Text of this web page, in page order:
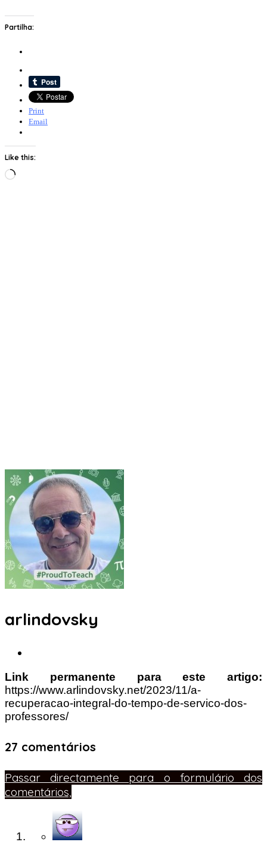
Partilha:
Print
Email
Like this:
Loading…
arlindovsky
Link permanente para este artigo:
https://www.arlindovsky.net/2023/11/a-
recuperacao-integral-do-tempo-de-servico-dos-
professores/
27 comentários
Passar directamente para o formulário dos
comentários,